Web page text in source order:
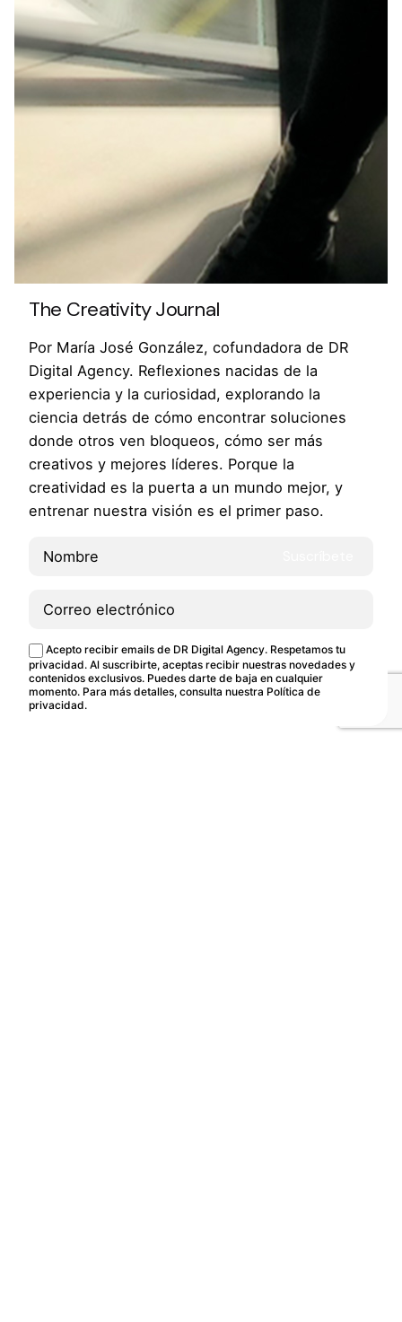
Una Nueva Dimensión Creativa
Activaciones de Marca Campaña Creativa
Diseño Diseño de Sonido y Música
Experiencia de
Marca 360º Producción de Eventos
Colaboraciones
Desafío: En el tercer año de trabajo con Adobe
en OFFF, una de las mayores conferencias
creativas del mundo, se nos encargó crear una
experiencia…
Alimentando la Creatividad, Desatando la
Acción
Diseño Diseño de Sonido y Música
Desafío: Crear una campaña para difundir el
Adobe es una empresa creativa líder con una
sólida base de…
Esta web utiliza cookies.Política de cookies
Configurar Rechazar Aceptar todo
The Creativity Journal
Por María José González, cofundadora de DR
Digital Agency. Reflexiones nacidas de la
experiencia y la curiosidad, explorando la
ciencia detrás de cómo encontrar soluciones
donde otros ven bloqueos, cómo ser más
creativos y mejores líderes. Porque la
creatividad es la puerta a un mundo mejor, y
entrenar nuestra visión es el primer paso.
Acepto recibir emails de DR Digital Agency. Respetamos tu
privacidad. Al suscribirte, aceptas recibir nuestras novedades y
contenidos exclusivos. Puedes darte de baja en cualquier
momento. Para más detalles, consulta nuestra Política de
privacidad.